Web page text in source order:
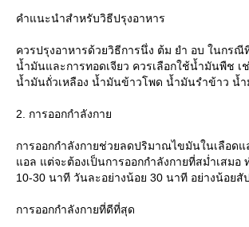
คำแนะนำสำหรับวิธีปรุงอาหาร
ควรปรุงอาหารด้วยวิธีการนึ่ง ต้ม ยำ อบ ในกร
น้ำมันและการทอดเจียว ควรเลือกใช้น้ำมันพืช
น้ำมันถั่วเหลือง น้ำมันข้าวโพด น้ำมันรำข้าว น้
2. การออกกำลังกา
การออกกำลังกายช่วยลดปริมาณไขมันในเลือดแ
อล แต่จะต้องเป็นการออกกำลังกายที่สม่ำเสมอ
10-30 นาที วันละอย่างน้อย 30 นาที อย่างน้อยสั
การออกกำลังกายที่ดีที่สุด